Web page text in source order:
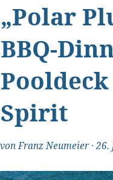
„Polar
BBQ-
Spirit
vonFranz Neumeier·26.